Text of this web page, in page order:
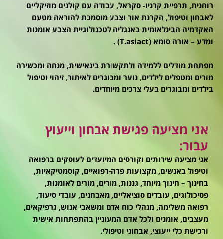
רוחנית, תרפיית קרניו- סקראל, עבודה עם קולנים מוזיקליים
לאבחון וטיפול, הקרנת אור וצבע מוסמכת להוראה מטעם
האקדמיה הבינלאומית באנגליה לטכנולוגיית הצבע אומנות
ומדע – אורה סומא (T.asiact) .
מפתחת מודלים ללמידה ולתקשורת בינאישית, מנחה ומכשירה
מורים ומטפלים לילדים, נוער ומבוגרים לאיתור, זיהוי וטיפול
בילדים ומבוגרים בעלי צרכים מיוחדים.
אני מציעה פגישת אבחון וייעוץ
עבור:
אני מציעה שירותים וקורסים המיועדים לעוסקים ברפואה
וטיפול באנשים, מקצועות פרה-רפואיים, קוסמטיקאיות,
בחינוך – חינוך מיוחד, גננות, מורים, מורים לאומנות,
פסיכולוגים, עובדים סוציאליים, מאבחנים, עובדי סיעוד,
רפואה משלימה, מנהלי כוח אדם ומשאבי אנוש, גרפיקאים,
מעצבים, אומנים ולכל אדם המעוניין בהתפתחות אישית
ורכישת כלי ייעוצי, אבחוני וטיפולי.